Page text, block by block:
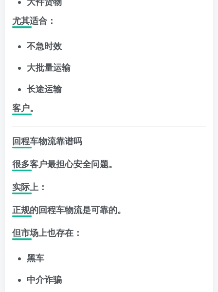
尤其适合：
不急时效
大批量运输
长途运输
客户。
回程车物流靠谱吗
很多客户最担心安全问题。
实际上：
正规的回程车物流是可靠的。
但市场上也存在：
黑车
中介诈骗